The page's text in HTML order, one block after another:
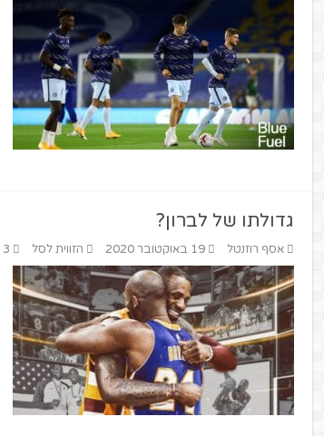
גדולתו של לברון?
אסף רוזנטל 19 באוקטובר 2020 הזווית לסל 3